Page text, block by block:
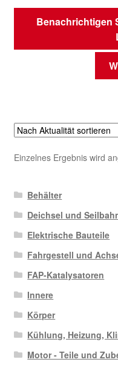
Benachrichtigen
Einzelnes Ergebnis wird
Behälter
Deichsel und
Elektrische Bauteile
Fahrgestell und
FAP-Katalysatoren
Innere
Körper
Kühlung, Heizung,
Motor - Teile und